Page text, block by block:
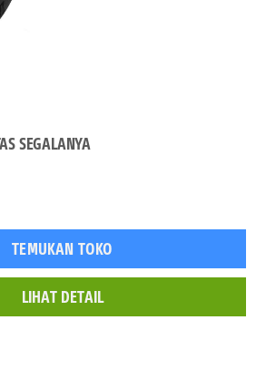
SEGALANYA
TEMUKAN TOKO
LIHAT DETAIL